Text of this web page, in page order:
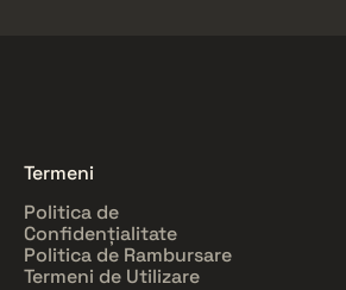
Termeni
Politica de
Confidențialitate
Politica de Rambursare
Termeni de Utilizare